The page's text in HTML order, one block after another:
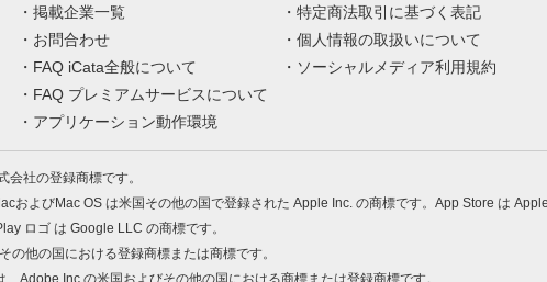
掲載企業一覧
お問合わせ
FAQ iCata全般について
FAQ プレミアムサービスについて
アプリケーション動作環境
特定商法取引に基づく表記
個人情報の取扱いについて
ソーシャルメディア利用規約
社の登録商標です。
およびMac OS は米国その他の国で登録された Apple Inc. の商標です。App Store は
ロゴ は Google LLC の商標です。
の他の国における登録商標または商標です。
Adobe Inc.の米国およびその他の国における商標または登録商標です。